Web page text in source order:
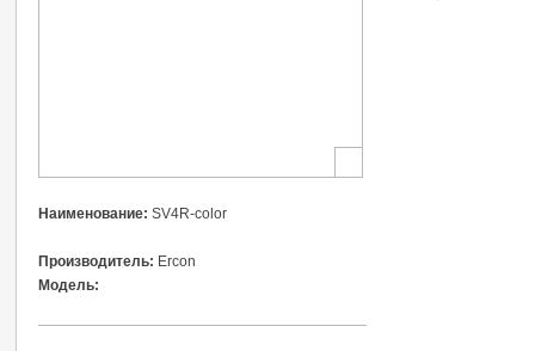
Наименование: SV4R-color
Производитель: Ercon
Модель: